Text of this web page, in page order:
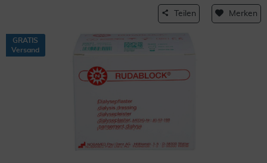
Teilen Merken
GRATIS
Versand